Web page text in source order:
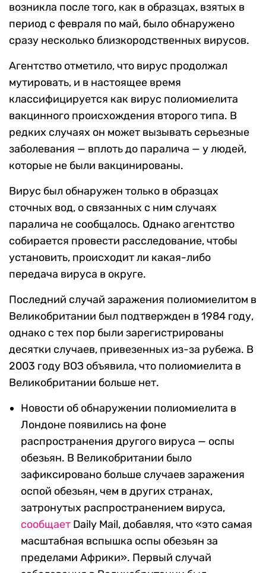
возникла после того, как в образцах, взятых в
период с февраля по май, было обнаружено
сразу несколько близкородственных вирусов.
Агентство отметило, что вирус продолжал
мутировать, и в настоящее время
классифицируется как вирус полиомиелита
вакцинного происхождения второго типа. В
редких случаях он может вызывать серьезные
заболевания — вплоть до паралича — у людей,
которые не были вакцинированы.
Вирус был обнаружен только в образцах
сточных вод, о связанных с ним случаях
паралича не сообщалось. Однако агентство
собирается провести расследование, чтобы
установить, происходит ли какая-либо
передача вируса в округе.
Последний случай заражения полиомиелитом в
Великобритании был подтвержден в 1984 году,
однако с тех пор были зарегистрированы
десятки случаев, привезенных из-за рубежа. В
2003 году ВОЗ объявила, что полиомиелита в
Великобритании больше нет.
Новости об обнаружении полиомиелита в
Лондоне появились на фоне
распространения другого вируса — оспы
обезьян. В Великобритании было
зафиксировано больше случаев заражения
оспой обезьян, чем в других странах,
затронутых распространением вируса,
сообщает Daily Mail, добавляя, что «это самая
масштабная вспышка оспы обезьян за
пределами Африки». Первый случай